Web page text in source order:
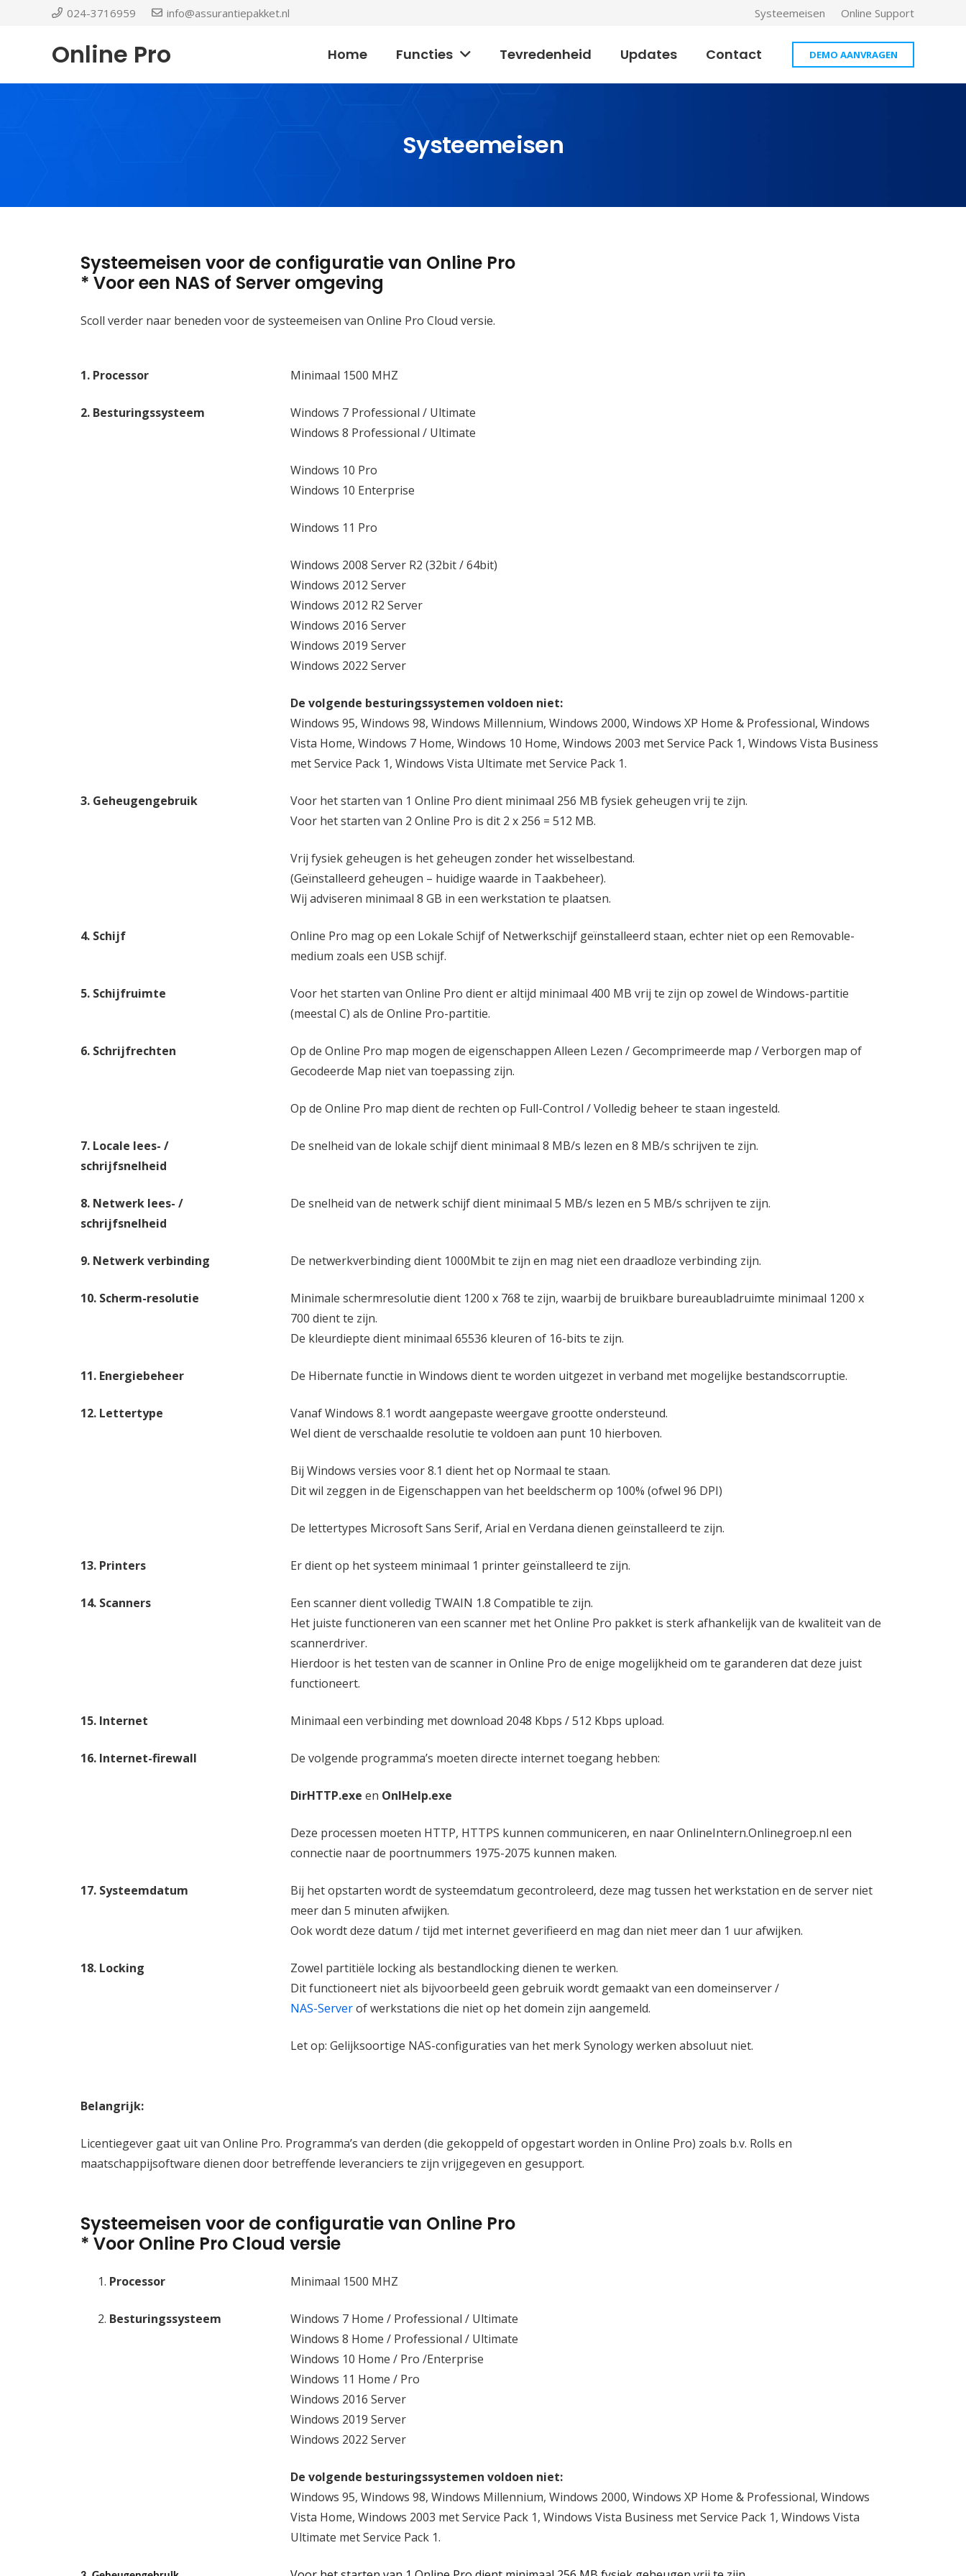
024-3716959 info@assurantiepakket.nl Systeemeisen Online Support
Online Pro Home Functies Tevredenheid Updates Contact DEMO AANVRAGEN
Systeemeisen
Systeemeisen voor de configuratie van Online Pro
* Voor een NAS of Server omgeving
Scoll verder naar beneden voor de systeemeisen van Online Pro Cloud versie.
1. Processor Minimaal 1500 MHZ
2. Besturingssysteem
Windows 7 Professional / Ultimate
Windows 8 Professional / Ultimate
Windows 10 Pro
Windows 10 Enterprise
Windows 11 Pro
Windows 2008 Server R2 (32bit / 64bit)
Windows 2012 Server
Windows 2012 R2 Server
Windows 2016 Server
Windows 2019 Server
Windows 2022 Server
De volgende besturingssystemen voldoen niet:
Windows 95, Windows 98, Windows Millennium, Windows 2000, Windows XP Home & Professional, Windows
Vista Home, Windows 7 Home, Windows 10 Home, Windows 2003 met Service Pack 1, Windows Vista Business
met Service Pack 1, Windows Vista Ultimate met Service Pack 1.
3. Geheugengebruik
Voor het starten van 1 Online Pro dient minimaal 256 MB fysiek geheugen vrij te zijn.
Voor het starten van 2 Online Pro is dit 2 x 256 = 512 MB.
Vrij fysiek geheugen is het geheugen zonder het wisselbestand.
(Geïnstalleerd geheugen – huidige waarde in Taakbeheer).
Wij adviseren minimaal 8 GB in een werkstation te plaatsen.
4. Schijf
Online Pro mag op een Lokale Schijf of Netwerkschijf geïnstalleerd staan, echter niet op een Removable-
medium zoals een USB schijf.
5. Schijfruimte
Voor het starten van Online Pro dient er altijd minimaal 400 MB vrij te zijn op zowel de Windows-partitie
(meestal C) als de Online Pro-partitie.
6. Schrijfrechten
Op de Online Pro map mogen de eigenschappen Alleen Lezen / Gecomprimeerde map / Verborgen map of
Gecodeerde Map niet van toepassing zijn.
Op de Online Pro map dient de rechten op Full-Control / Volledig beheer te staan ingesteld.
7. Locale lees- /
schrijfsnelheid
De snelheid van de lokale schijf dient minimaal 8 MB/s lezen en 8 MB/s schrijven te zijn.
8. Netwerk lees- /
schrijfsnelheid
De snelheid van de netwerk schijf dient minimaal 5 MB/s lezen en 5 MB/s schrijven te zijn.
9. Netwerk verbinding De netwerkverbinding dient 1000Mbit te zijn en mag niet een draadloze verbinding zijn.
10. Scherm-resolutie
Minimale schermresolutie dient 1200 x 768 te zijn, waarbij de bruikbare bureaubladruimte minimaal 1200 x
700 dient te zijn.
De kleurdiepte dient minimaal 65536 kleuren of 16-bits te zijn.
11. Energiebeheer De Hibernate functie in Windows dient te worden uitgezet in verband met mogelijke bestandscorruptie.
12. Lettertype
Vanaf Windows 8.1 wordt aangepaste weergave grootte ondersteund.
Wel dient de verschaalde resolutie te voldoen aan punt 10 hierboven.
Bij Windows versies voor 8.1 dient het op Normaal te staan.
Dit wil zeggen in de Eigenschappen van het beeldscherm op 100% (ofwel 96 DPI)
De lettertypes Microsoft Sans Serif, Arial en Verdana dienen geïnstalleerd te zijn.
13. Printers Er dient op het systeem minimaal 1 printer geïnstalleerd te zijn.
14. Scanners
Een scanner dient volledig TWAIN 1.8 Compatible te zijn.
Het juiste functioneren van een scanner met het Online Pro pakket is sterk afhankelijk van de kwaliteit van de
scannerdriver.
Hierdoor is het testen van de scanner in Online Pro de enige mogelijkheid om te garanderen dat deze juist
functioneert.
15. Internet Minimaal een verbinding met download 2048 Kbps / 512 Kbps upload.
16. Internet-firewall De volgende programma’s moeten directe internet toegang hebben:
DirHTTP.exe en OnlHelp.exe
Deze processen moeten HTTP, HTTPS kunnen communiceren, en naar OnlineIntern.Onlinegroep.nl een
connectie naar de poortnummers 1975-2075 kunnen maken.
17. Systeemdatum
Bij het opstarten wordt de systeemdatum gecontroleerd, deze mag tussen het werkstation en de server niet
meer dan 5 minuten afwijken.
Ook wordt deze datum / tijd met internet geverifieerd en mag dan niet meer dan 1 uur afwijken.
18. Locking
Zowel partitiële locking als bestandlocking dienen te werken.
Dit functioneert niet als bijvoorbeeld geen gebruik wordt gemaakt van een domeinserver /
NAS-Serverof werkstations die niet op het domein zijn aangemeld.
Let op: Gelijksoortige NAS-configuraties van het merk Synology werken absoluut niet.
Belangrijk:
Licentiegever gaat uit van Online Pro. Programma’s van derden (die gekoppeld of opgestart worden in Online Pro) zoals b.v. Rolls en
maatschappijsoftware dienen door betreffende leveranciers te zijn vrijgegeven en gesupport.
Systeemeisen voor de configuratie van Online Pro
* Voor Online Pro Cloud versie
Processor Minimaal 1500 MHZ
Besturingssysteem
Windows 7 Home / Professional / Ultimate
Windows 8 Home / Professional / Ultimate
Windows 10 Home / Pro /Enterprise
Windows 11 Home / Pro
Windows 2016 Server
Windows 2019 Server
Windows 2022 Server
De volgende besturingssystemen voldoen niet:
Windows 95, Windows 98, Windows Millennium, Windows 2000, Windows XP Home & Professional, Windows
Vista Home, Windows 2003 met Service Pack 1, Windows Vista Business met Service Pack 1, Windows Vista
Ultimate met Service Pack 1.